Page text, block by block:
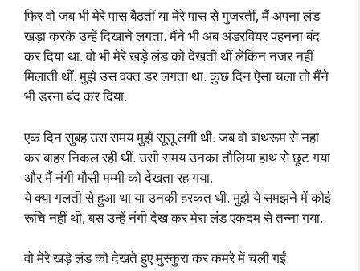
फिर वो जब भी मेरे पास बैठतीं या मेरे पास से गुजरतीं, मैं अपना लंड
खड़ा करके उन्हें दिखाने लगता. मैंने भी अब अंडरवियर पहनना बंद
कर दिया था. वो भी मेरे खड़े लंड को देखती थीं लेकिन नजर नहीं
मिलाती थीं. मुझे उस वक्त डर लगता था. कुछ दिन ऐसा चला तो मैंने
भी डरना बंद कर दिया.
एक दिन सुबह उस समय मुझे सूसू लगी थी. जब वो बाथरूम से नहा
कर बाहर निकल रही थीं. उसी समय उनका तौलिया हाथ से छूट गया
और मैं नंगी मौसी मम्मी को देखता रह गया.
ये क्या गलती से हुआ था या उनकी हरकत थी. मुझे ये समझने में कोई
रूचि नहीं थी, बस उन्हें नंगी देख कर मेरा लंड एकदम से तन्ना गया.
वो मेरे खड़े लंड को देखते हुए मुस्कुरा कर कमरे में चली गईं.